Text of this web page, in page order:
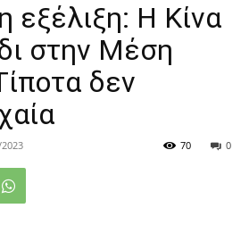
εξέλιξη: Η Κίνα
στην Μέση
δεν
0
70